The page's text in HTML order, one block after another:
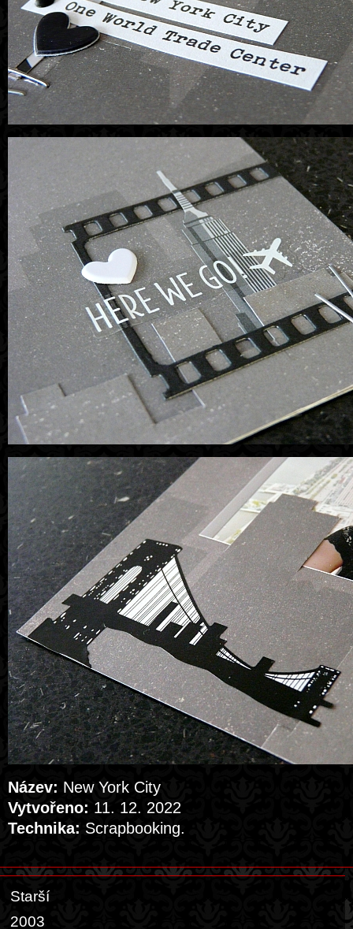
Název: New York City
Vytvořeno: 11. 12. 2022
Technika: Scrapbooking.
Starší
2003